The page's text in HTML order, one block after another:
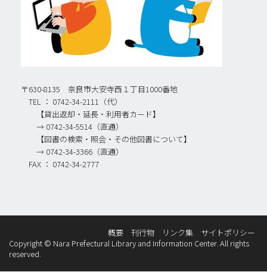
〒630-8135 奈良市大安寺西１丁目1000番地
TEL ： 0742-34-2111（代）
【貸出返却・延長・利用者カード】
→ 0742-34-5514（直通）
【図書の検索・照会・その他図書について】
→ 0742-34-3366（直通）
FAX ： 0742-34-2777
概要 刊行物 リンク集
サイトポリシー
Copyright © Nara Prefectural Library and Information Center. All rights
reserved.